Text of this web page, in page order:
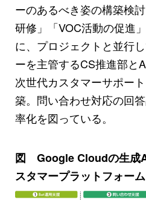
ーのあるべき姿の構築検
研修」「VOC活動の促進
に、プロジェクトと並行
ーを主管するCS推進部と
次世代カスタマーサポー
築。問い合わせ対応の回
率化を図っている。
図 Google Cloudの生成
スタマープラットフォー